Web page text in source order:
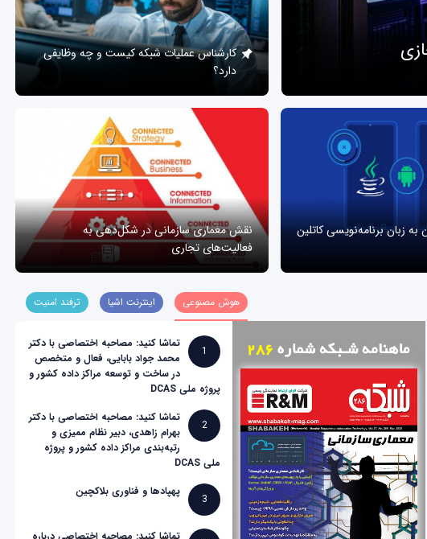
کارشناس عملیات شبکه کیست و چه وظایفی
دارد؟
به زبان برنامه‌نویسی کاتلین
نقش معماری سازمانی در شکل‌دهی به
فعالیت‌های تجاری
هوش مصنوعی اینترنت اشیا ترفند امنیت
1
تماشا کنید: مصاحبه اختصاصی با دکتر
محمد جواد بابایی، فعال و متخصص
در ساخت و توسعه مراکز داده کشور و
پروژه ملی DCAS
2
تماشا کنید: مصاحبه اختصاصی با دکتر
بهرام زاهدی، دبیر نظام ممیزی و
رتبه‌بندی مراکز داده کشور و پروژه
ملی DCAS
3
پهپادها و فناوری بلاکچین